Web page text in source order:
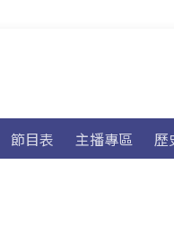
節目表 主播專區 歷